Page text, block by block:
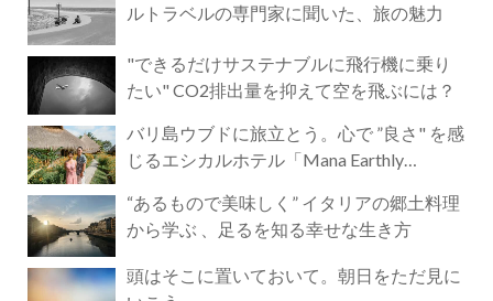
ルトラベルの専門家に聞いた、旅の魅力
"できるだけサステナブルに飛行機に乗り
たい" CO2排出量を抑えて空を飛ぶには？
バリ島ウブドに旅立とう。心で ”良さ" を感
じるエシカルホテル「Mana Earthly
“あるもので美味しく” イタリアの郷土料理
から学ぶ 、足るを知る幸せな生き方
頭はそこに置いておいて。朝日をただ見に